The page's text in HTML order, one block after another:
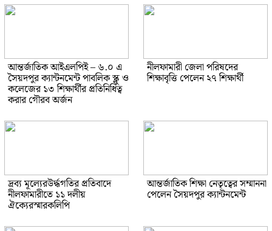
আন্তর্জাতিক আইএলপিই – ৬.০ এ
সৈয়দপুর ক্যান্টনমেন্ট পাবলিক স্ক্লু ও
কলেজের ১৩ শিক্ষার্থীর প্রতিনিধিত্ব
করার গৌরব অর্জন
নীলফামারী জেলা পরিষদের
শিক্ষাবৃত্তি পেলেন ২৭ শিক্ষার্থী
দ্রব্য মূল্যেরউর্দ্ধগতির প্রতিবাদে
নীলফামারীতে ১১ দলীয়
ঐক্যেরস্মারকলিপি
আন্তর্জাতিক শিক্ষা নেতৃত্বের সম্মাননা
পেলেন সৈয়দপুর ক্যান্টনমেন্ট